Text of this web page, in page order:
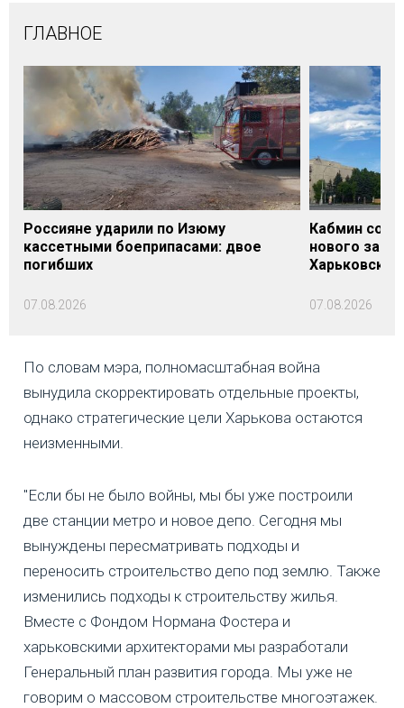
ГЛАВНОЕ
Россияне ударили по Изюму
кассетными боеприпасами: двое
погибших
07.08.2026
Кабмин
нового
07.08.2026
По словам мэра, полномасштабная война
вынудила скорректировать отдельные проекты,
однако стратегические цели Харькова остаются
неизменными.
"Если бы не было войны, мы бы уже построили
две станции метро и новое депо. Сегодня мы
вынуждены пересматривать подходы и
переносить строительство депо под землю. Также
изменились подходы к строительству жилья.
Вместе с Фондом Нормана Фостера и
харьковскими архитекторами мы разработали
Генеральный план развития города. Мы уже не
говорим о массовом строительстве многоэтажек.